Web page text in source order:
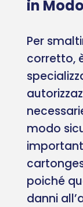
in
Per
corretto,
modo
poiché
danni